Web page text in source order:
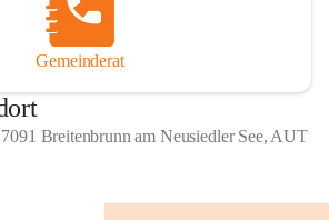
Gemeinderat
7091 Breitenbrunn am Neusiedler See, AUT